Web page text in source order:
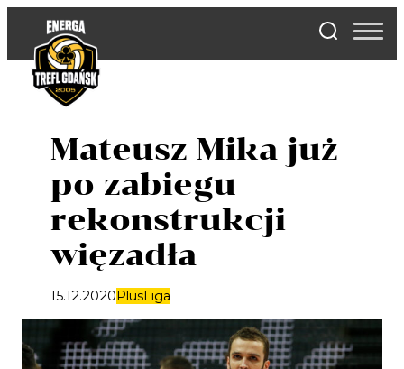
content
Mateusz Mika już
po zabiegu
rekonstrukcji
więzadła
15.12.2020PlusLiga